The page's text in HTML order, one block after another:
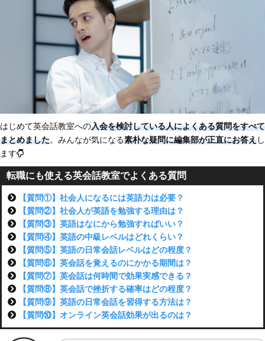
はじめて英会話教室への入会を検討している人によくある質問をすべて
まとめました。みんなが気になる素朴な疑問に編集部が正直にお答えし
ます
転職にも使える英会話教室でよくある質問
【質問①】社会人になるには英語力は必要？
【質問②】社会人が英語を勉強する理由は？
【質問③】英語はなにから勉強すればいい？
【質問④】英語の中級レベルはどれくらい？
【質問⑤】英語の日常会話レベルはどの程度？
【質問⑥】英会話を覚えるのにかかる期間は？
【質問⑦】英会話は何時間で効果実感できる？
【質問⑧】英会話で挫折する確率はどの程度？
【質問⑨】英語の日常会話を習得する方法は？
【質問⑩】オンライン英会話効果が出るのは？